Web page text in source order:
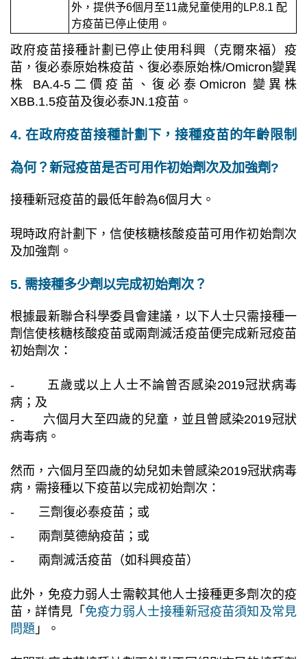
外，提供予6個月至11歲兒童使用的LP.8.1 配
方疫苗已停止使用。
政府疫苗接種計劃已停止使用科興 （克爾來福）疫
苗，復必泰原始株疫苗、 復必泰原始株/Omicron變異
株
BA.4-5二價疫苗、復必泰Omicron 變異株
XBB.1.5疫苗及復必泰JN.1疫苗 。
4. 在政府疫苗接種計劃下，接種疫苗的年齡限制
為何？新冠疫苗是否可用作初始劑次及加強劑?
接種新冠疫苗的最低年齡為6個月大。
現時政府計劃下，信使核糖核酸疫苗可用作初始劑次
及加強劑。
5. 需接種多少劑以完成初始劑次？
根據最新聯合科學委員會建議，以下人士只需接種一
劑信使核糖核酸疫苗或兩劑滅活疫苗便完成新冠疫苗
初始劑次：
- 五歲或以上人士不論曾否感染2019冠狀病毒
病；及
- 六個月大至四歲的兒童，並且曾感染2019冠狀
病毒病。
然而，六個月至四歲的幼兒如未曾感染2019冠狀病毒
病，需接種以下疫苗以完成初始劑次：
-
三劑復必泰疫苗；或
-
兩劑莫德納疫苗；或
-
兩劑滅活疫苗（如科興疫苗）
此外，免疫力弱人士需較其他人士接種更多劑次的疫
苗，詳情見「 免疫力弱人士接種新冠疫苗須知及常見
問題 」。